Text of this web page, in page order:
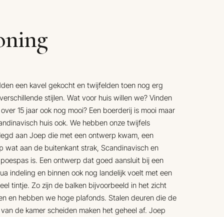
een kavel gekocht en twijfelden toen nog erg
stijlen. Wat voor huis willen we? Vinden
15 jaar ook nog mooi? Een boerderij is mooi maar
huis ook. We hebben onze twijfels
aan Joep die met een ontwerp kwam, een
wat aan de buitenkant strak, Scandinavisch en
is. Een ontwerp dat goed aansluit bij een
indeling en binnen ook nog landelijk voelt met een
tintje. Zo zijn de balken bijvoorbeeld in het zicht
en hebben we hoge plafonds. Stalen deuren die de
de kamer scheiden maken het geheel af. Joep